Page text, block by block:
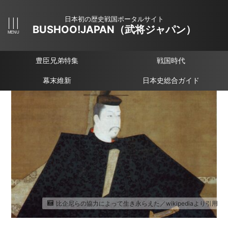
日本初の歴史戦国ポータルサイト
BUSHOO!JAPAN（武将ジャパン）
豊臣兄弟特集 戦国時代
幕末維新 日本史総合ガイド
比企尼らの協力によって生き永らえた／wikipediaより引用